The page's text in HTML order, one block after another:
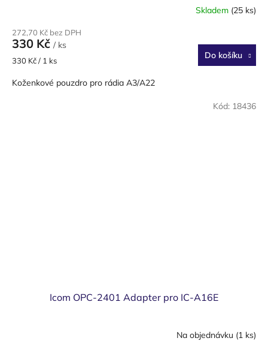
Skladem (25 ks)
272,70 Kč bez DPH
330 Kč / ks
Měrná
330 Kč / 1 ks Do košíku
Koženkové pouzdro pro rádia A3/A22
Icom OPC-2401 Adapter pro IC-A16E
Na objednávku (1 ks)
Kód: 18436